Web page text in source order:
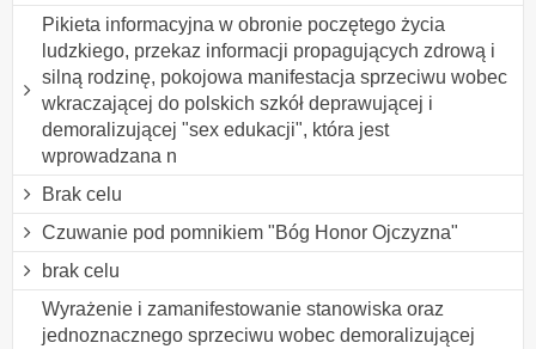
Pikieta informacyjna w obronie poczętego życia
ludzkiego, przekaz informacji propagujących zdrową i
silną rodzinę, pokojowa manifestacja sprzeciwu wobec
wkraczającej do polskich szkół deprawującej i
demoralizującej "sex edukacji", która jest
wprowadzana n
Brak celu
Czuwanie pod pomnikiem "Bóg Honor Ojczyzna"
brak celu
Wyrażenie i zamanifestowanie stanowiska oraz
jednoznacznego sprzeciwu wobec demoralizującej